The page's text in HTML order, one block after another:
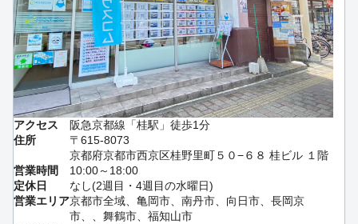
アクセス
阪急京都線「桂駅」徒歩1分
住所
〒615-8073
京都府京都市西京区桂野里町５０−６８ 桂ビル １階
営業時間
10:00～18:00
定休日
なし(2週目・4週目の水曜日)
営業エリア京都市全域、亀岡市、南丹市、向日市、長岡京
市、、舞鶴市、福知山市